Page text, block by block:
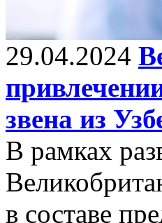
29.04.2024
звена из
В рамках
в составе